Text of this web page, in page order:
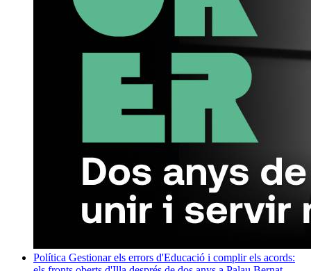
Política Gestionar els errors d'Educació i complir els acords: